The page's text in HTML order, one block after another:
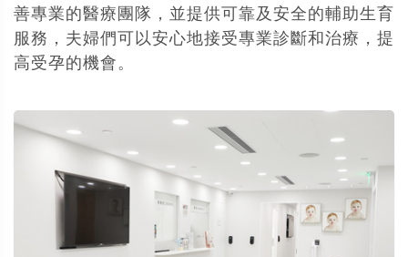
善專業的醫療團隊，並提供可靠及安全的輔助生育
服務，夫婦們可以安心地接受專業診斷和治療，提
高受孕的機會。